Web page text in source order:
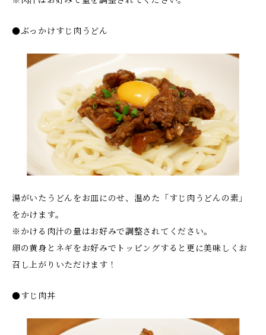
●ぶっかけすじ肉うどん
湯がいたうどんをお皿にのせ、温めた「すじ肉うどんの素」
をかけます。
※かける肉汁の量はお好みで調整されてください。
卵の黄身とネギをお好みでトッピングすると更に美味しくお
召し上がりいただけます！
●すじ肉丼